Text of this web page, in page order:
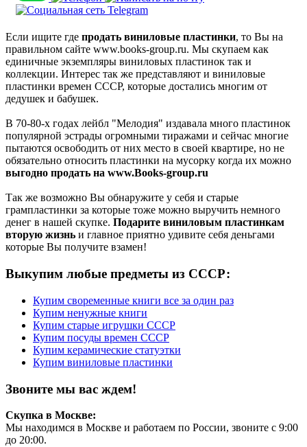
Если ищите где продать виниловые пластинки, то Вы на
правильном сайте www.books-group.ru. Мы скупаем как
единичные экземпляры виниловых пластинок так и
коллекции. Интерес так же представляют и виниловые
пластинки времен СССР, которые достались многим от
дедушек и бабушек.
В 70-80-х годах лейбл "Мелодия" издавала много пластинок
популярной эстрады огромными тиражами и сейчас многие
пытаются освободить от них место в своей квартире, но не
обязательно относить пластинки на мусорку когда их можно
выгодно продать на www.Books-group.ru
Так же возможно Вы обнаружите у себя и старые
грампластинки за которые тоже можно выручить немного
денег в нашей скупке. Подарите виниловым пластинкам
вторую жизнь и главное приятно удивите себя деньгами
которые Вы получите взамен!
Выкупим любые предметы из СССР:
Купим своременные книги все за один раз
Купим ненужные книги
Купим старые игрушки СССР
Купим посуды времен СССР
Купим керамические статуэтки
Купим виниловые пластинки
Звоните мы вас ждем!
Скупка в Москве:
Мы находимся в Москве и работаем по России, звоните с 9:00
до 20:00.